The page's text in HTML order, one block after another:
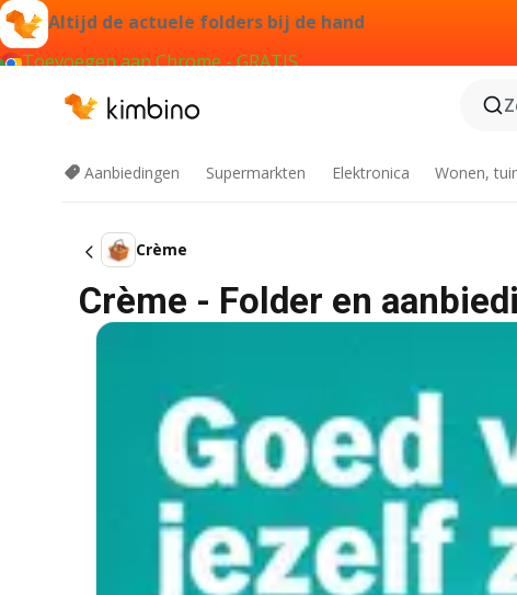
Altijd de actuele folders bij de hand
Toevoegen aan Chrome - GRATIS
Aanbiedingen Supermarkten Elektronica Wonen,
Crème
Crème - Folder en